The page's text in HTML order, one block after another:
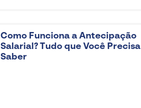
Como Funciona a Antecipação
Salarial? Tudo que Você Precisa
Saber